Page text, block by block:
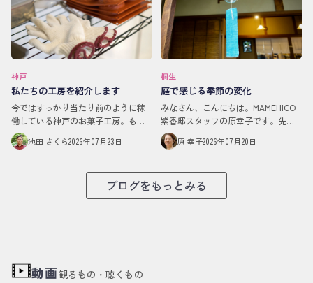
神戸
私たちの工房を紹介します
今ではすっかり当たり前のように稼
働している神戸のお菓子工房。もと
もとは一軒の住宅でした。古い家な
らではのガラス窓や木の建具はどこ
が残っています。台所…
池田 さくら2026年07月23日
桐生
庭で感じる季節の変化
みなさん、こんにちは。MAMEHICO
紫香邸スタッフの原幸子です。先
日、七十二節気の「蓮始開（はす は
じめて ひらく）」という、蓮の花が
に、紫香邸の…
原 幸子2026年07月20日
ブログをもっとみる
動画観るもの・聴くもの